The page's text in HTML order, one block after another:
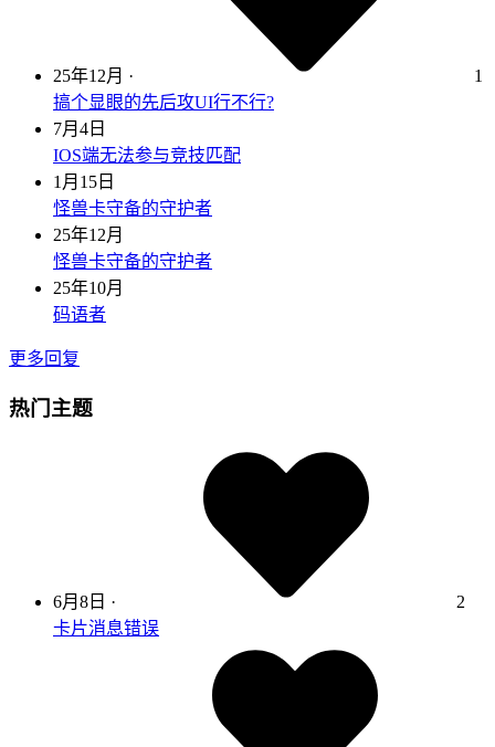
25年12月 ·
1
搞个显眼的先后攻UI行不行?
7月4日
IOS端无法参与竞技匹配
1月15日
怪兽卡守备的守护者
25年12月
怪兽卡守备的守护者
25年10月
码语者
更多回复
热门主题
6月8日 ·
2
卡片消息错误